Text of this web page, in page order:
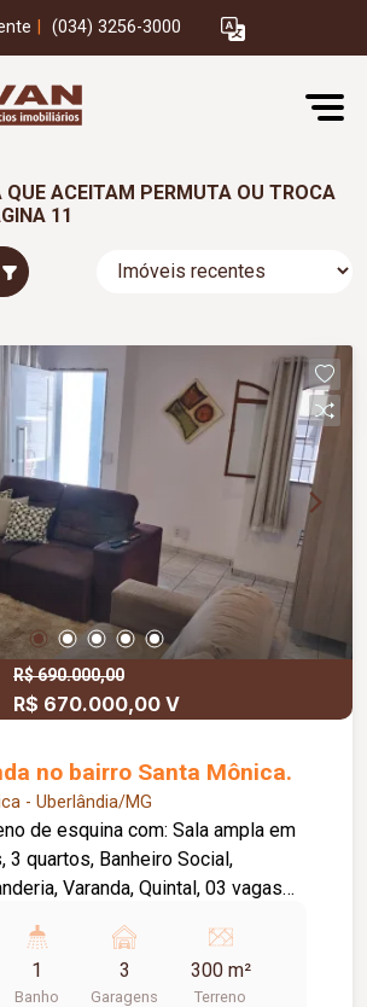
(034) 3256-3000
QUE ACEITAM PERMUTA OU TROCA
11
R$ 690.000,00
R$ 670.000,00 V
no bairro Santa Mônica.
- Uberlândia/MG
com: Sala ampla em
3 quartos, Banheiro Social,
Varanda, Quintal, 03 vagas
1
Banho
3
Garagens
300 m²
Terreno